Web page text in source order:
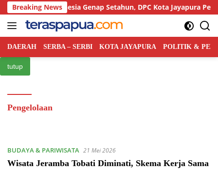
Langsung
ke
konten
Breaking News
Rakyat Indonesia Genap Setahun, DPC Kota Jayapura Perkuat
DAERAH SERBA – SERBI KOTA JAYAPURA POLITIK &
tutup
Pengelolaan
BUDAYA & PARIWISATA 21 Mei 2026
Wisata Jeramba Tobati Diminati, Skema Kerja Sama